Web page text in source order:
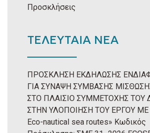
Προσκλήσεις
ΤΕΛΕΥΤΑΙΑ ΝΕΑ
ΠΡΟΣΚΛΗΣΗ ΕΚΔΗΛΩΣΗΣ
ΓΙΑ ΣΥΝΑΨΗ ΣΥΜΒΑΣΗΣ
ΣΤΟ ΠΛΑΙΣΙΟ ΣΥΜΜΕΤΟΧΗΣ ΤΟΥ
ΣΤΗΝ ΥΛΟΠΟΙΗΣΗ ΤΟΥ ΕΡΓΟΥ ΜΕ
Eco-nautical sea routes» Κωδικός